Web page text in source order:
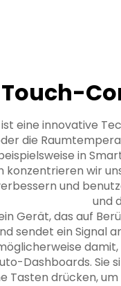
Touch-
eine innovative
die
in
konzentrieren wir
und
und
Gerät, das auf
sendet ein Signal
Dashboards. Sie
Tasten drücken,